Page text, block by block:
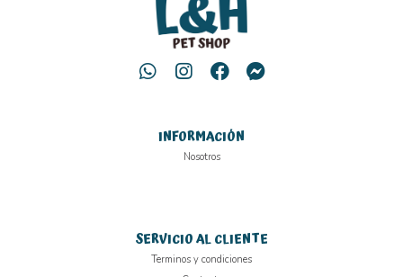
INFORMACIÓN
Nosotros
SERVICIO AL CLIENTE
Terminos y condiciones